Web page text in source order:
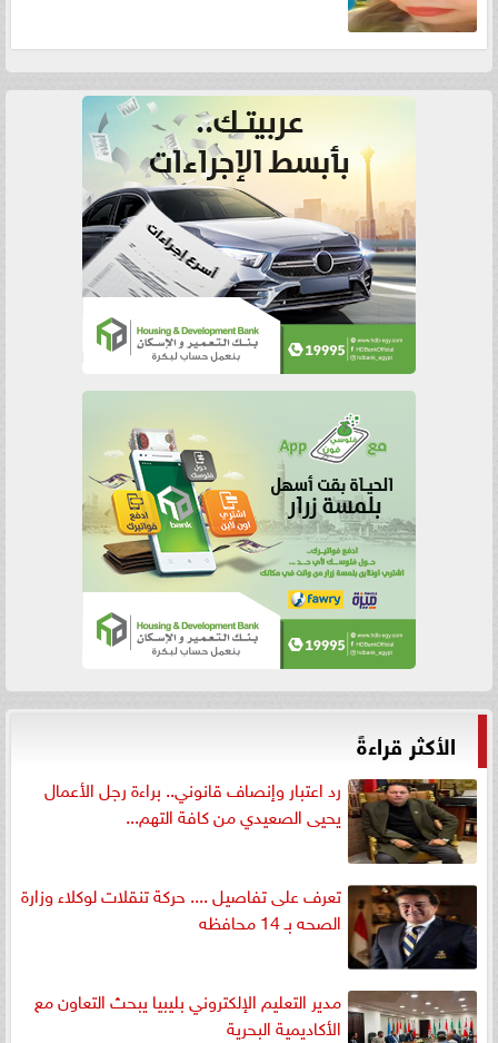
الأكثر قراءةً
رد اعتبار وإنصاف قانوني.. براءة رجل الأعمال
يحيى الصعيدي من كافة التهم...
تعرف على تفاصيل .... حركة تنقلات لوكلاء وزارة
الصحه بـ 14 محافظه
مدير التعليم الإلكتروني بليبيا يبحث التعاون مع
الأكاديمية البحرية